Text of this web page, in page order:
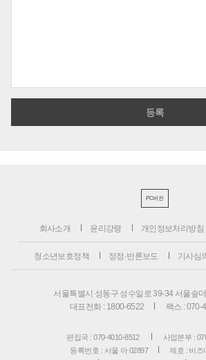
PC버전
회사소개 윤리강령 개인정보처리방침
청소년보호정책 정정·반론보도 기사심
서울특별시 성동구 성수일로 39-34 서울숲
대표전화 : 1800-6522
팩스 : 070-
편집국 : 070-4010-8512
사업본부 :
등록번호 : 서울 아 02897
제호 : 비즈